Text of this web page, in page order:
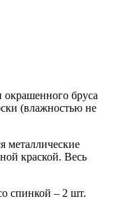
бруса
(влажностью не
металлические
краской. Весь
спинкой – 2 шт.